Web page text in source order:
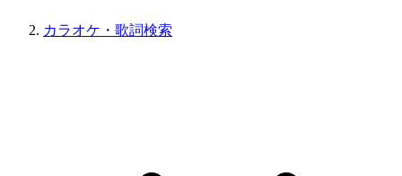
カラオケ・歌詞検索